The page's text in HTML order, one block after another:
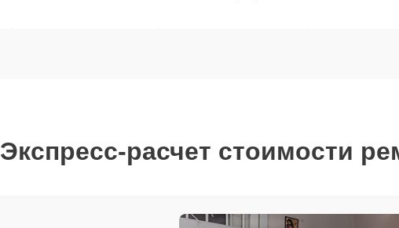
Экспресс-расчет стоимости